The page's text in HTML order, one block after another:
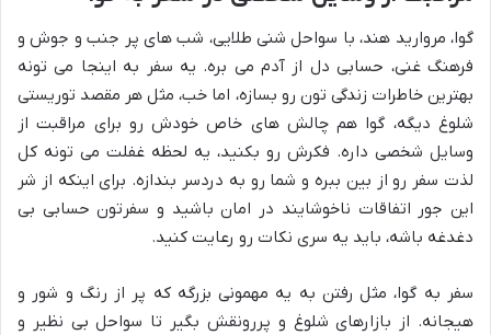
گوا، مروارید هند، با سواحل شنی طلایی، شب های پر جنب و جوش و
فرهنگ غنی، حسابی دل از آدم می بره. یه سفر به اینجا می تونه
بهترین خاطرات زندگی تون رو بسازه، اما خب، مثل هر مقصد توریستی
شلوغ دیگه، گوا هم چالش های خاص خودش رو برای مراقبت از
وسایل شخصی داره. فکرش رو بکنید، یه لحظه غفلت می تونه کل
لذت سفر رو از بین ببره و شما رو به دردسر بندازه. برای اینکه از شر
این جور اتفاقات ناخوشایند در امان باشید و سفرتون حسابی بی
دغدغه باشه، باید یه سری نکات رو رعایت کنید.
سفر به گوا، مثل رفتن به یه مهمونی بزرگه که پر از رنگ و شور و
هیجانه. از بازارهای شلوغ و پررونقش بگیر تا سواحل بی نظیر و